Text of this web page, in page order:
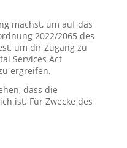
machst, um auf das
2022/2065 des
um dir Zugang zu
Services Act
ergreifen.
dass die
ist. Für Zwecke des